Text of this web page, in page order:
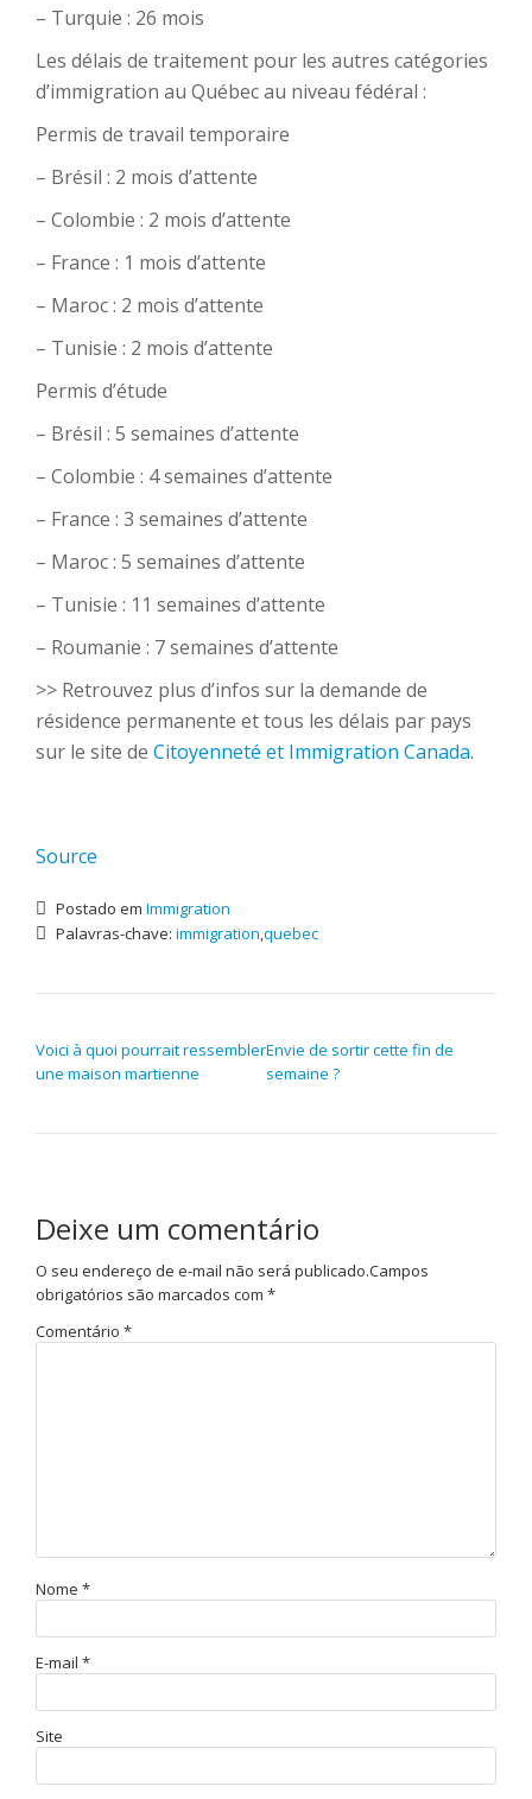
– Turquie : 26 mois
Les délais de traitement pour les autres catégories
d’immigration au Québec au niveau fédéral :
Permis de travail temporaire
– Brésil : 2 mois d’attente
– Colombie : 2 mois d’attente
– France : 1 mois d’attente
– Maroc : 2 mois d’attente
– Tunisie : 2 mois d’attente
Permis d’étude
– Brésil : 5 semaines d’attente
– Colombie : 4 semaines d’attente
– France : 3 semaines d’attente
– Maroc : 5 semaines d’attente
– Tunisie : 11 semaines d’attente
– Roumanie : 7 semaines d’attente
>> Retrouvez plus d’infos sur la demande de
résidence permanente et tous les délais par pays
sur le site de Citoyenneté et Immigration Canada.
Source
Postado em Immigration
Palavras-chave: immigration,quebec
Voici à quoi pourrait ressembler
une maison martienne
Envie de sortir cette fin de
semaine ?
Deixe um comentário
O seu endereço de e-mail não será publicado.Campos
obrigatórios são marcados com *
Comentário *
Nome *
E-mail *
Site